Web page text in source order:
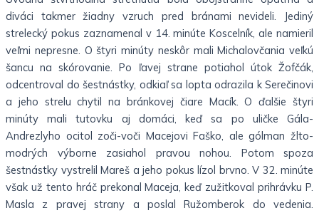
diváci takmer žiadny vzruch pred bránami nevideli. Jediný
strelecký pokus zaznamenal v 14. minúte Koscelník, ale namieril
veľmi nepresne. O štyri minúty neskôr mali Michalovčania veľkú
šancu na skórovanie. Po ľavej strane potiahol útok Žofčák,
odcentroval do šestnástky, odkiaľ sa lopta odrazila k Serečinovi
a jeho strelu chytil na bránkovej čiare Macík. O ďalšie štyri
minúty mali tutovku aj domáci, keď sa po uličke Gála-
Andrezlyho ocitol zoči-voči Macejovi Faško, ale gólman žlto-
modrých výborne zasiahol pravou nohou. Potom spoza
šestnástky vystrelil Mareš a jeho pokus lízol brvno. V 32. minúte
však už tento hráč prekonal Maceja, keď zužitkoval prihrávku P.
Masla z pravej strany a poslal Ružomberok do vedenia.